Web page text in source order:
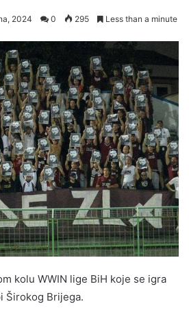
2024 0 295 Less than a minute
kolu WWIN lige BiH koje se igra
Širokog Brijega.